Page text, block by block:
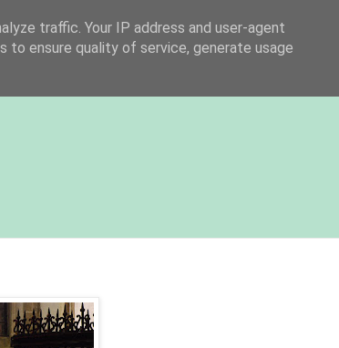
traffic. Your IP address and user-agent
to ensure quality of service, generate usage